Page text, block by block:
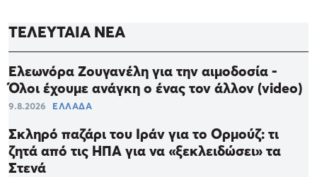
ΤΕΛΕΥΤΑΙΑ ΝΕΑ
Ελεωνόρα Ζουγανέλη για την αιμοδοσία -
Όλοι έχουμε ανάγκη ο ένας τον άλλον (video)
9.8.2026 ΕΛΛΑΔΑ
Σκληρό παζάρι του Ιράν για το Ορμούζ: τι
ζητά από τις ΗΠΑ για να «ξεκλειδώσει» τα
Στενά